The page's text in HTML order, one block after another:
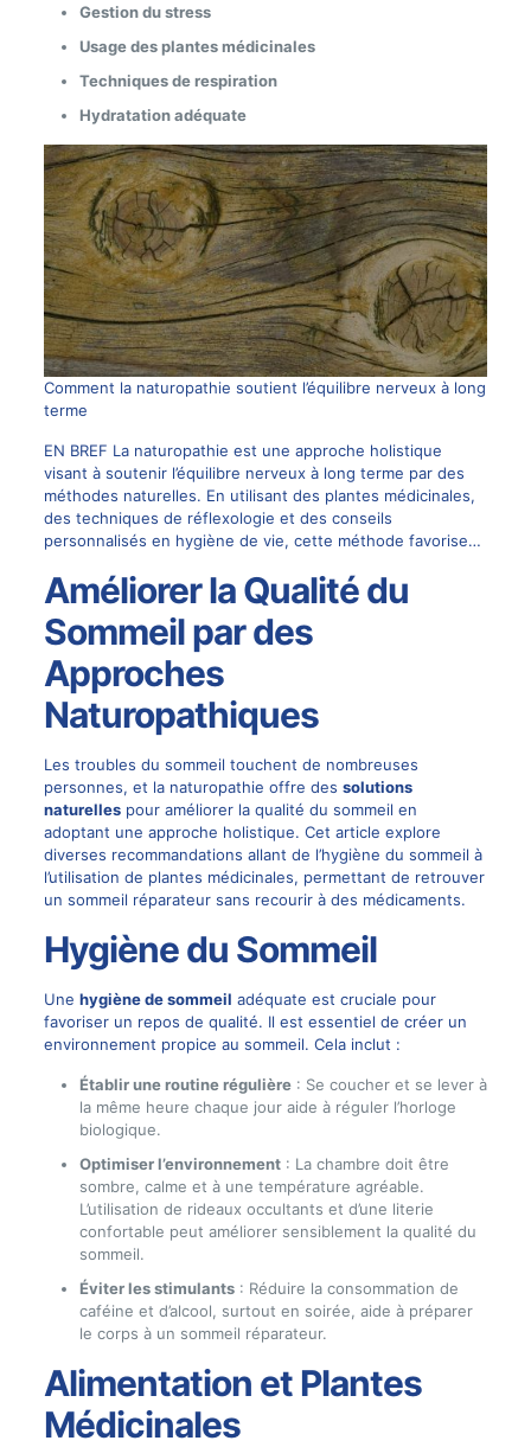
Gestion du stress
Usage des plantes médicinales
Techniques de respiration
Hydratation adéquate
Comment la naturopathie soutient l’équilibre nerveux à long
terme
EN BREF La naturopathie est une approche holistique
visant à soutenir l’équilibre nerveux à long terme par des
méthodes naturelles. En utilisant des plantes médicinales,
des techniques de réflexologie et des conseils
personnalisés en hygiène de vie, cette méthode favorise…
Améliorer la Qualité du
Sommeil par des
Approches
Naturopathiques
Les troubles du sommeil touchent de nombreuses
personnes, et la naturopathie offre des solutions
naturellespour améliorer la qualité du sommeil en
adoptant une approche holistique. Cet article explore
diverses recommandations allant de l’hygiène du sommeil à
l’utilisation de plantes médicinales, permettant de retrouver
un sommeil réparateur sans recourir à des médicaments.
Hygiène du Sommeil
Une hygiène de sommeil adéquate est cruciale pour
favoriser un repos de qualité. Il est essentiel de créer un
environnement propice au sommeil. Cela inclut :
Établir une routine régulière: Se coucher et se lever à
la même heure chaque jour aide à réguler l’horloge
biologique.
Optimiser l’environnement: La chambre doit être
sombre, calme et à une température agréable.
L’utilisation de rideaux occultants et d’une literie
confortable peut améliorer sensiblement la qualité du
sommeil.
Éviter les stimulants: Réduire la consommation de
caféine et d’alcool, surtout en soirée, aide à préparer
le corps à un sommeil réparateur.
Alimentation et Plantes
Médicinales